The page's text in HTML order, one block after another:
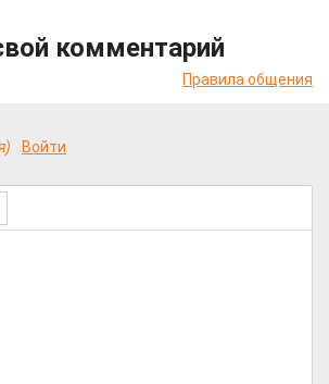
комментарий
Правила общения
Войти